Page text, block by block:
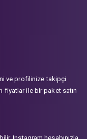
ve profilinize takipçi
fiyatlar ile bir paket satın
Instagram hesabınızla